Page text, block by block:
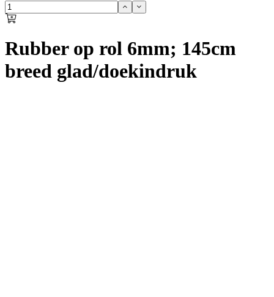
Rubber op rol 6mm; 145cm
breed glad/doekindruk